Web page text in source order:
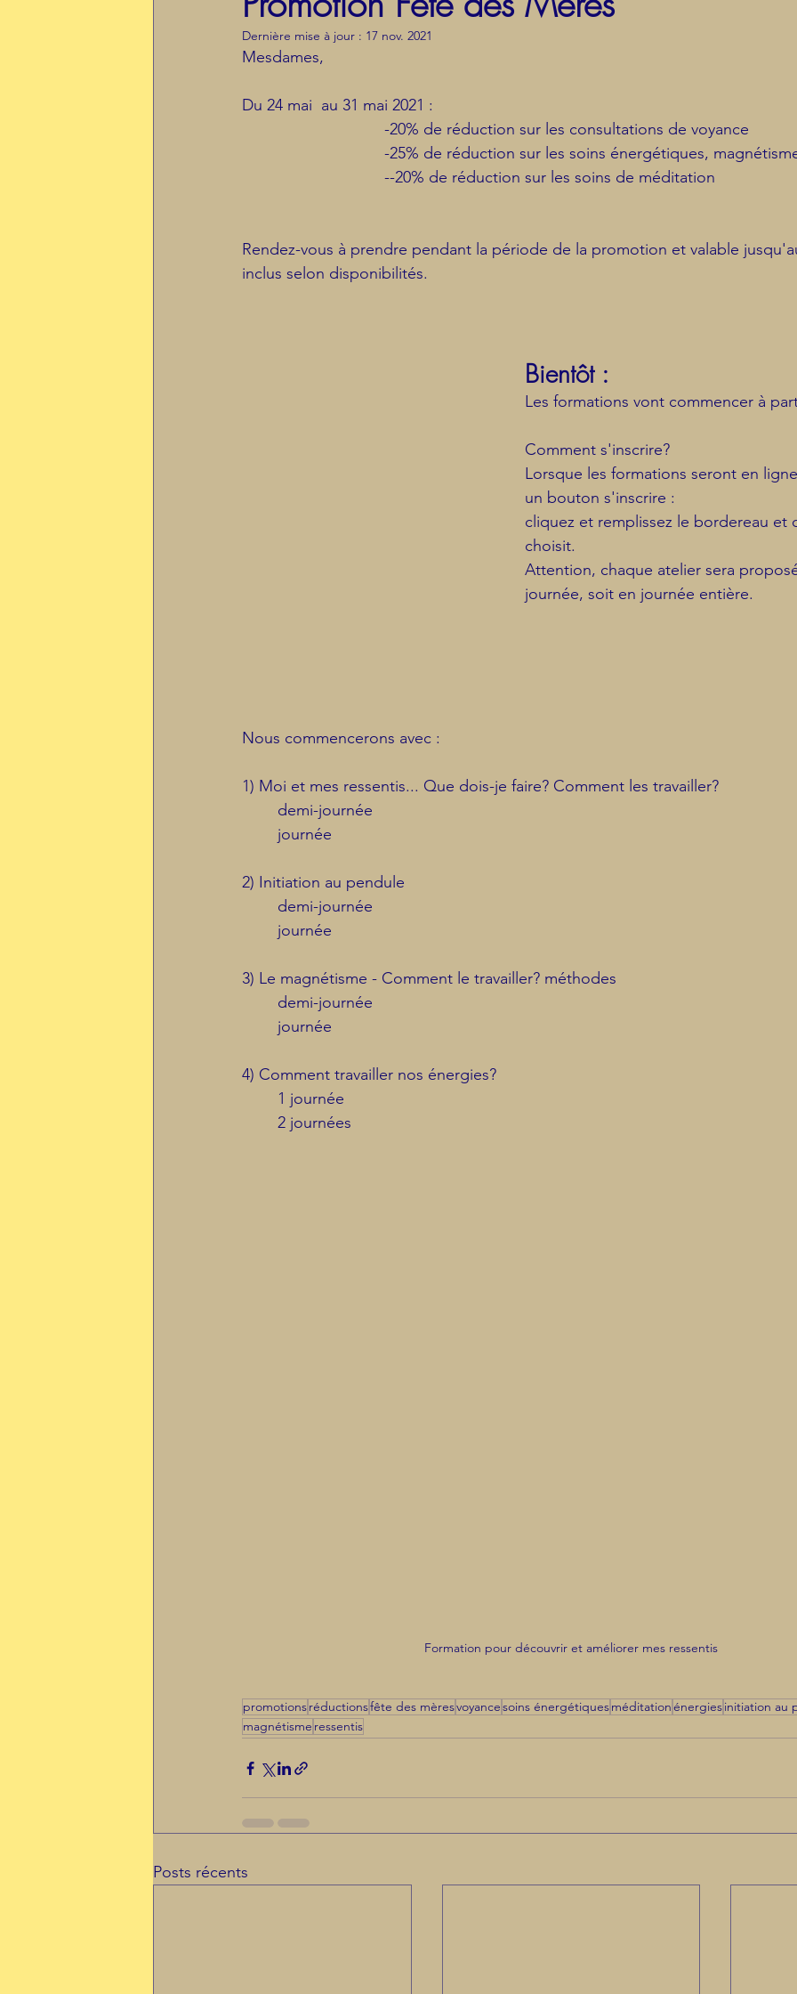
Dernière mise à jour : 17 nov. 2021
Mesdames,
Du 24 mai  au 31 mai 2021 :
				-20% de réduction sur les consultations de voyance
-25% de réduction sur les soins énergétiques,
				--20% de réduction sur les soins de méditation
Rendez-vous à prendre pendant la période de la promotion et valable
inclus selon disponibilités.
Bientôt :
Les formations vont commencer à
Comment s'inscrire?
Lorsque les formations seront en
un bouton s'inscrire :
cliquez et remplissez le bordereau et
choisit.
Attention, chaque atelier sera
journée, soit en journée entière.
Nous commencerons avec :
1) Moi et mes ressentis... Que dois-je faire? Comment les travailler?
	demi-journée
	journée
2) Initiation au pendule
	demi-journée
	journée
3) Le magnétisme - Comment le travailler? méthodes
	demi-journée
	journée
4) Comment travailler nos énergies?
	1 journée
	2 journées
Formation pour découvrir et améliorer mes ressentis
promotionsréductionsfête des mèresvoyancesoins énergétiquesméditationénergiesinitiation au
magnétisme ressentis
Posts récents